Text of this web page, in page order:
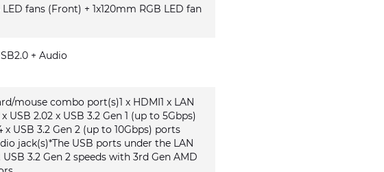
fans (Front) + 1x120mm RGB LED fan
+ Audio
mouse combo port(s)1 x HDMI1 x LAN
USB 2.02 x USB 3.2 Gen 1 (up to 5Gbps)
x USB 3.2 Gen 2 (up to 10Gbps) ports
jack(s)*The USB ports under the LAN
3.2 Gen 2 speeds with 3rd Gen AMD